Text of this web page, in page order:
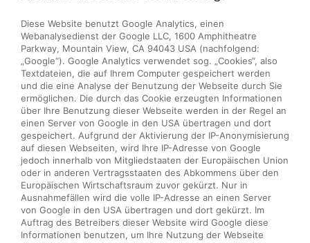
Diese Website benutzt Google Analytics, einen
Webanalysedienst der Google LLC, 1600 Amphitheatre
Parkway, Mountain View, CA 94043 USA (nachfolgend:
„Google“). Google Analytics verwendet sog. „Cookies“, also
Textdateien, die auf Ihrem Computer gespeichert werden
und die eine Analyse der Benutzung der Webseite durch Sie
ermöglichen. Die durch das Cookie erzeugten Informationen
über Ihre Benutzung dieser Webseite werden in der Regel an
einen Server von Google in den USA übertragen und dort
gespeichert. Aufgrund der Aktivierung der IP-Anonymisierung
auf diesen Webseiten, wird Ihre IP-Adresse von Google
jedoch innerhalb von Mitgliedstaaten der Europäischen Union
oder in anderen Vertragsstaaten des Abkommens über den
Europäischen Wirtschaftsraum zuvor gekürzt. Nur in
Ausnahmefällen wird die volle IP-Adresse an einen Server
von Google in den USA übertragen und dort gekürzt. Im
Auftrag des Betreibers dieser Website wird Google diese
Informationen benutzen, um Ihre Nutzung der Webseite